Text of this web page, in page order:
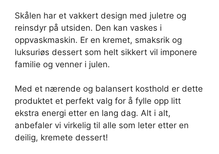
Skålen har et vakkert design med juletre og
reinsdyr på utsiden. Den kan vaskes i
oppvaskmaskin. Er en kremet, smaksrik og
luksuriøs dessert som helt sikkert vil imponere
familie og venner i julen.
Med et nærende og balansert kosthold er dette
produktet et perfekt valg for å fylle opp litt
ekstra energi etter en lang dag. Alt i alt,
anbefaler vi virkelig til alle som leter etter en
deilig, kremete dessert!